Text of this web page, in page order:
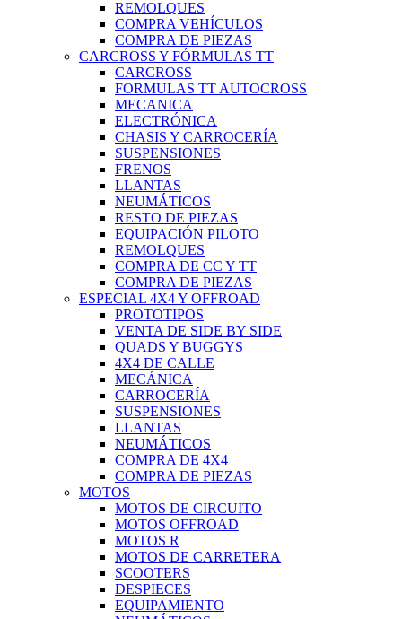
REMOLQUES
COMPRA VEHÍCULOS
COMPRA DE PIEZAS
CARCROSS Y FÓRMULAS TT
CARCROSS
FORMULAS TT AUTOCROSS
MECANICA
ELECTRÓNICA
CHASIS Y CARROCERÍA
SUSPENSIONES
FRENOS
LLANTAS
NEUMÁTICOS
RESTO DE PIEZAS
EQUIPACIÓN PILOTO
REMOLQUES
COMPRA DE CC Y TT
COMPRA DE PIEZAS
ESPECIAL 4X4 Y OFFROAD
PROTOTIPOS
VENTA DE SIDE BY SIDE
QUADS Y BUGGYS
4X4 DE CALLE
MECÁNICA
CARROCERÍA
SUSPENSIONES
LLANTAS
NEUMÁTICOS
COMPRA DE 4X4
COMPRA DE PIEZAS
MOTOS
MOTOS DE CIRCUITO
MOTOS OFFROAD
MOTOS R
MOTOS DE CARRETERA
SCOOTERS
DESPIECES
EQUIPAMIENTO